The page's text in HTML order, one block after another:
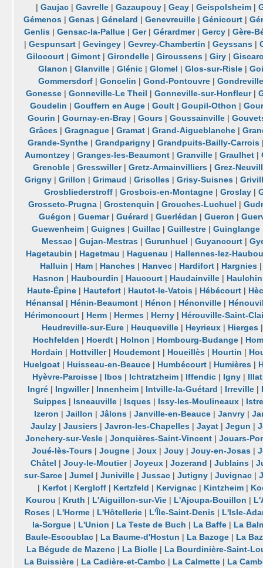
|Gaujac |Gavrelle |Gazaupouy |Geay |Geispolsheim |
Gémenos |Genas |Génelard |Genevreuille |Génicourt |
Genlis| Gensac-la-Pallue| Ger| Gérardmer| Gercy| Gère-
| Gespunsart| Gevingey| Gevrey-Chambertin | Geyssans|
Gilocourt |Gimont |Girondelle |Giroussens |Giry |
Glanon |Glanville |Glénic |Glomel |Glos-sur-Risle |
Gommersdorf| Goncelin | Gond-Pontouvre| Gondreville
Gonesse| Gonneville-Le Theil | Gonneville-sur-Honfleur|
Goudelin | Gouffern en Auge| Goult| Goupil-Othon |
Gourin | Gournay-en-Bray| Gours| Goussainville|
Grâces| Gragnague| Gramat| Grand-Aigueblanche|
Grande-Synthe |Grandparigny |Grandpuits-Bailly-Carrois
Aumontzey |Granges-les-Beaumont |Granville |Graulhet |
Grenoble |Gresswiller|Gretz-Armainvilliers |Grez-
Grigny| Grillon | Grimaud | Grisolles| Grisy-Suisnes|
Grosbliederstroff |Grosbois-en-Montagne |Groslay |
Grosseto-Prugna |Grostenquin |Grouches-Luchuel |
Guégon |Guemar|Guérard |Guerlédan |Gueron |
Guewenheim |Guignes |Guillac |Guillestre |Guinglange
Messac |Gujan-Mestras |Gurunhuel |Guyancourt |
Hagetaubin | Hagetmau | Haguenau | Hallennes-lez-
Halluin | Ham| Hanches| Hanvec| Hardifort| Hargnies
Hasnon | Haubourdin | Haucourt| Haudainville| Haulchin
Haute-Épine | Hautefort | Hautot-le-Vatois | Hébécourt |
Hénansal | Hénin-Beaumont| Hénon | Hénonville|
Hérimoncourt | Herm | Hermes | Herny | Hérouville-Saint-
Heudreville-sur-Eure| Heuqueville| Heyrieux| Hierges
Hochfelden | Hoerdt| Holnon | Hombourg-Budange|
Hordain | Hottviller| Houdemont | Houeillès | Hourtin |
Huelgoat | Huisseau-en-Beauce | Humbécourt | Humières |
Hyèvre-Paroisse | Ibos | Ichtratzheim | Iffendic | Igny |
Ingré| Ingwiller| Innenheim| Intville-la-Guétard | Irreville|
Suippes| Isneauville| Isques| Issy-les-Moulineaux|
Izeron |Jaillon |Jâlons |Janville-en-Beauce |Janvry |
Jaulzy| Jausiers| Javron-les-Chapelles| Jayat| Jegun |
Jonchery-sur-Vesle| Jonquières-Saint-Vincent| Jouars-
Joué-lès-Tours |Jougne |Joux |Jouy |Jouy-en-Josas |
Châtel |Jouy-le-Moutier|Joyeux |Jozerand |Jublains |
sur-Sarce| Jumel | Juniville| Jussac| Jutigny| Juvignac|
| Kerfot| Kergloff| Kertzfeld | Kervignac| Kintzheim|
Kourou | Kruth | L'Aiguillon-sur-Vie | L'Ajoupa-Bouillon |
Roses | L'Horme | L'Hôtellerie | L'Île-Saint-Denis | L'Isle-
la-Sorgue| L'Union | La Teste de Buch | La Baffe| La
Baule-Escoublac | La Baume-d'Hostun | La Bazoge | La
La Bégude de Mazenc | La Biolle | La Bourdinière-Saint-
La Buissière | La Cadière-et-Cambo | La Calmette | La